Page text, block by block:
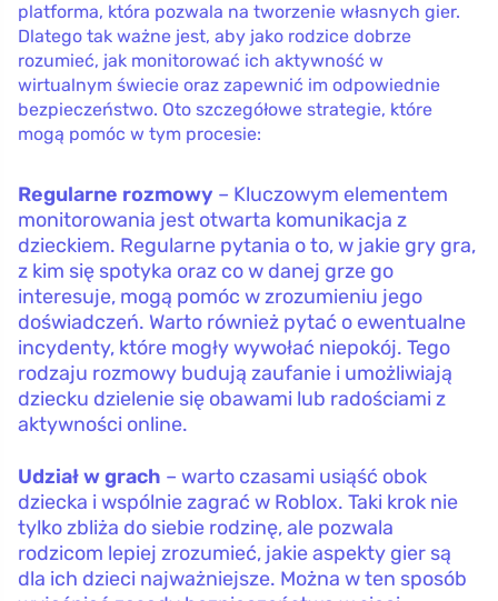
platforma, która pozwala na tworzenie własnych gier.
Dlatego tak ważne jest, aby jako rodzice dobrze
rozumieć, jak monitorować ich aktywność w
wirtualnym świecie oraz zapewnić im odpowiednie
bezpieczeństwo. Oto szczegółowe strategie, które
mogą pomóc w tym procesie:
Regularne rozmowy – Kluczowym elementem
monitorowania jest otwarta komunikacja z
dzieckiem. Regularne pytania o to, w jakie gry gra,
z kim się spotyka oraz co w danej grze go
interesuje, mogą pomóc w zrozumieniu jego
doświadczeń. Warto również pytać o ewentualne
incydenty, które mogły wywołać niepokój. Tego
rodzaju rozmowy budują zaufanie i umożliwiają
dziecku dzielenie się obawami lub radościami z
aktywności online.
Udział w grach – warto czasami usiąść obok
dziecka i wspólnie zagrać w Roblox. Taki krok nie
tylko zbliża do siebie rodzinę, ale pozwala
rodzicom lepiej zrozumieć, jakie aspekty gier są
dla ich dzieci najważniejsze. Można w ten sposób